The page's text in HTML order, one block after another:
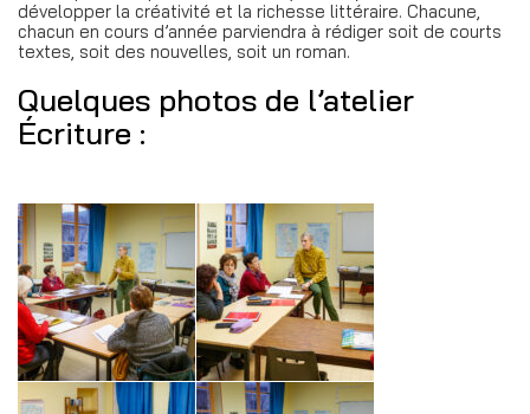
développer la créativité et la richesse littéraire. Chacune,
chacun en cours d’année parviendra à rédiger soit de courts
textes, soit des nouvelles, soit un roman.
Quelques photos de l’atelier
Écriture :